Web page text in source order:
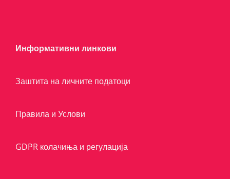
Информативни линкови
Заштита на личните податоци
Правила и Услови
GDPR колачиња и регулација